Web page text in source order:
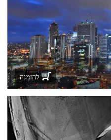
להזמנה